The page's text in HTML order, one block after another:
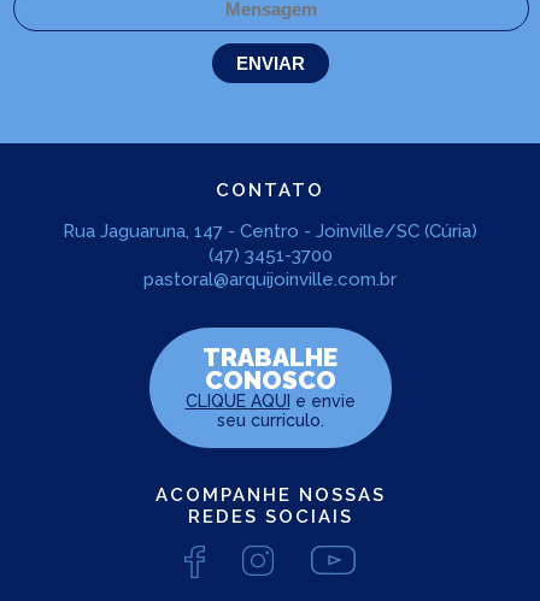
CONTATO
Rua Jaguaruna, 147 - Centro - Joinville/SC (Cúria)
(47) 3451-3700
pastoral@arquijoinville.com.br
TRABALHE
CONOSCO
CLIQUE AQUI e envie
seu curriculo.
ACOMPANHE NOSSAS
REDES SOCIAIS